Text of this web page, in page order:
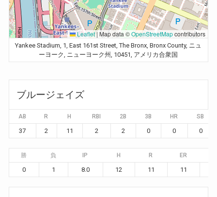
Leaflet|Map data ©OpenStreetMapcontributors
Yankee Stadium, 1, East 161st Street, The Bronx, Bronx County, ニュ
ーヨーク, ニューヨーク州, 10451, アメリカ合衆国
ブルージェイズ
AB R H RBI 2B 3B HR SB
37 2 11 2 2 0 0 0
勝 負 IP H R ER
0 1 8.0 12 11 11